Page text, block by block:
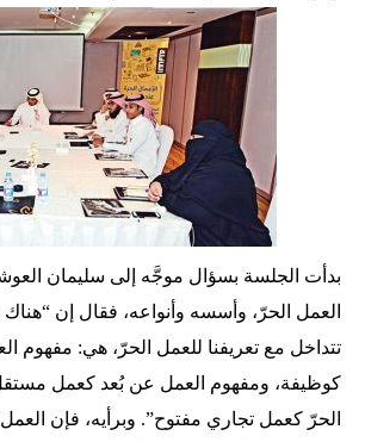
بدأت الجلسة بسؤال موجَّه إلى سليمان
العمل الحرّ، وأسسه وأنواعه، فقال إن “هناك
تتداخل مع تعريفنا للعمل الحرّ، هي: مفهوم
كوظيفة، ومفهوم العمل عن بُعد كعمل
الحرّ كعمل تجاري مفتوح”. وبرأيه، فإن